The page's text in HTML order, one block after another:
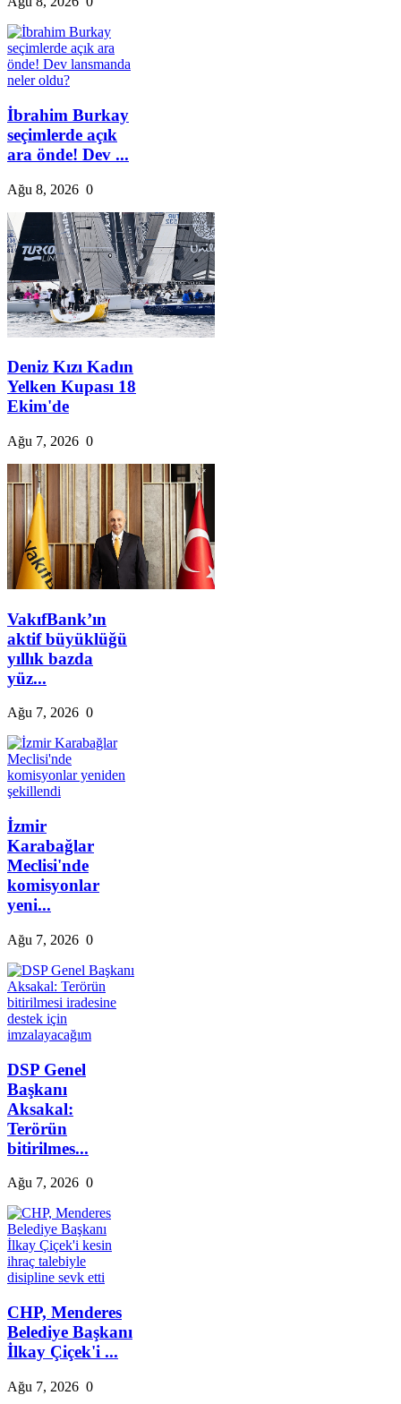
İbrahim Burkay
seçimlerde açık
ara önde! Dev ...
Ağu 8, 2026 0
Deniz Kızı Kadın
Yelken Kupası 18
Ekim'de
Ağu 7, 2026 0
VakıfBank’ın
aktif büyüklüğü
yıllık bazda
yüz...
Ağu 7, 2026 0
İzmir
Karabağlar
Meclisi'nde
komisyonlar
yeni...
Ağu 7, 2026 0
DSP Genel
Başkanı
Aksakal:
Terörün
bitirilmes...
Ağu 7, 2026 0
CHP, Menderes
Belediye Başkanı
İlkay Çiçek'i ...
Ağu 7, 2026 0